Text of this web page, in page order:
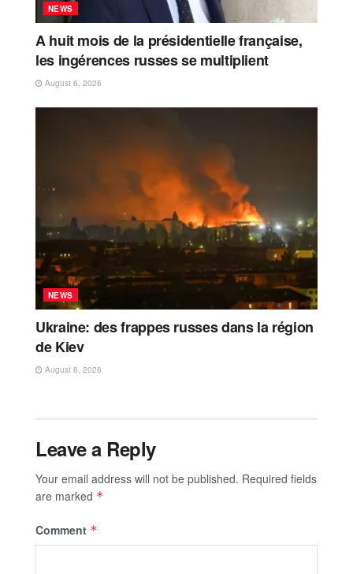
NEWS
A huit mois de la présidentielle française,
les ingérences russes se multiplient
August 6, 2026
NEWS
Ukraine: des frappes russes dans la région
de Kiev
August 6, 2026
Leave a Reply
Your email address will not be published. Required fields
are marked *
Comment *